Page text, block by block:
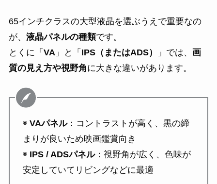
65インチクラスの大型液晶を選ぶうえで重要なの
が、 液晶パネルの種類です。
とくに「 VA 」と「 IPS（またはADS） 」では、 画
質の見え方や視野角に大きな違いがあります。
◉ VAパネル：コントラストが高く、黒の締
まりが良いため映画鑑賞向き
◉ IPS / ADSパネル：視野角が広く、色味が
安定していてリビングなどに最適